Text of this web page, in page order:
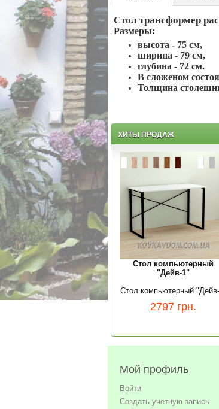
Стол трансформер
Размеры:
высота - 75 см,
ширина - 79 см,
глубина - 72 см.
В сложеном
Толщина
ХИТЫ ПРОДАЖ
Стол компьютерный
"Дейв-1"
Стол компьютерный
2797 грн.
Мой профиль
Войти
Создать учетную запись